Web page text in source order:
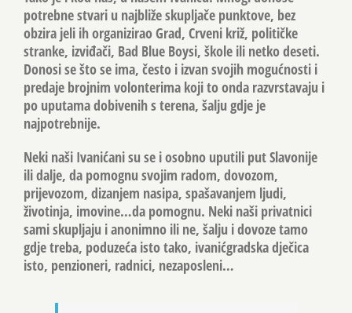
potrebne stvari u najbliže skupljače punktove, bez
obzira jeli ih organizirao Grad, Crveni križ, političke
stranke, izviđači, Bad Blue Boysi, škole ili netko deseti.
Donosi se što se ima, često i izvan svojih mogućnosti i
predaje brojnim volonterima koji to onda razvrstavaju i
po uputama dobivenih s terena, šalju gdje je
najpotrebnije.
Neki naši Ivanićani su se i osobno uputili put Slavonije
ili dalje, da pomognu svojim radom, dovozom,
prijevozom, dizanjem nasipa, spašavanjem ljudi,
životinja, imovine…da pomognu. Neki naši privatnici
sami skupljaju i anonimno ili ne, šalju i dovoze tamo
gdje treba, poduzeća isto tako, ivanićgradska dječica
isto, penzioneri, radnici, nezaposleni…